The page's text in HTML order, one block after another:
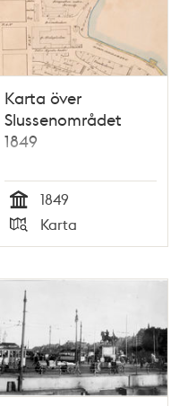
Karta över
Slussenområdet
1849
Tid
1849
Typ
Karta